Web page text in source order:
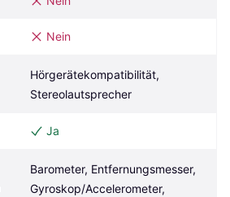
Nein
Hörgerätekompatibilität,
Stereolautsprecher
Ja
Barometer, Entfernungsmesser,
Gyroskop/Accelerometer,